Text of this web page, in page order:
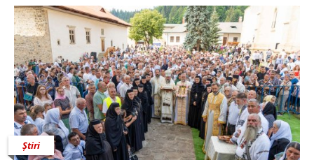
Știri